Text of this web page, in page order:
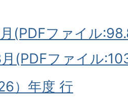
(PDFファイル
(PDFファイル
）年度 行